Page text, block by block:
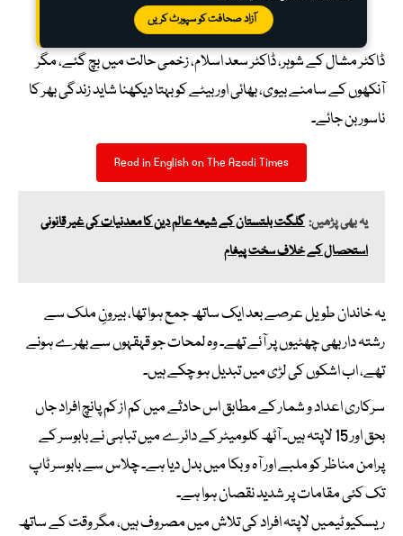
آزاد صحافت کو سپورٹ کریں
ڈاکٹر مشال کے شوہر، ڈاکٹر سعد اسلام، زخمی حالت میں بچ گئے، مگر
آنکھوں کے سامنے بیوی، بھائی اور بیٹے کو بہتا دیکھنا شاید زندگی بھر کا
ناسور بن جائے۔
Read in English on The Azadi Times
یہ بھی پڑھیں:گلگت بلتستان کے شیعہ عالم دین کا معدنیات کی غیر قانونی
استحصال کے خلاف سخت پیغام
یہ خاندان طویل عرصے بعد ایک ساتھ جمع ہوا تھا، بیرونِ ملک سے
رشتہ دار بھی چھٹیوں پر آئے تھے۔ وہ لمحات جو قہقہوں سے بھرے ہونے
تھے، اب اشکوں کی لڑی میں تبدیل ہو چکے ہیں۔
سرکاری اعداد و شمار کے مطابق اس حادثے میں کم از کم پانچ افراد جاں
بحق اور 15 لاپتہ ہیں۔ آٹھ کلومیٹر کے دائرے میں تباہی نے بابوسر کے
پرامن مناظر کو ملبے اور آہ و بکا میں بدل دیا ہے۔ چلاس سے بابوسر ٹاپ
تک کئی مقامات پر شدید نقصان ہوا ہے۔
ریسکیو ٹیمیں لاپتہ افراد کی تلاش میں مصروف ہیں، مگر وقت کے ساتھ